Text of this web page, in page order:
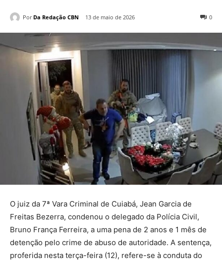
Por Da Redação CBN 13 de maio de 2026 0
O juiz da 7ª Vara Criminal de Cuiabá, Jean Garcia de
Freitas Bezerra, condenou o delegado da Polícia Civil,
Bruno França Ferreira, a uma pena de 2 anos e 1 mês de
detenção pelo crime de abuso de autoridade. A sentença,
proferida nesta terça-feira (12), refere-se à conduta do